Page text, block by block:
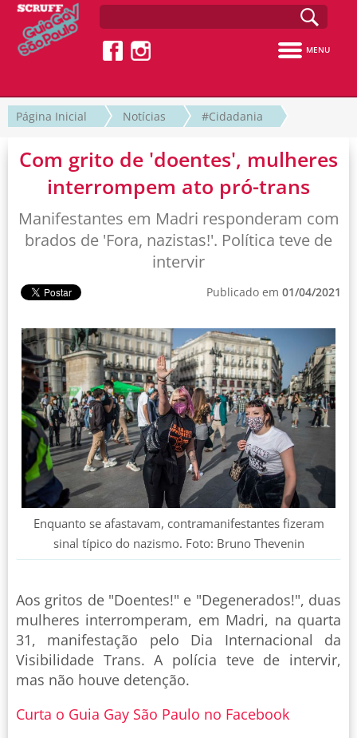
MENU
Página Inicial Notícias #Cidadania
Com grito de 'doentes', mulheres
interrompem ato pró-trans
Manifestantes em Madri responderam com
brados de 'Fora, nazistas!'. Política teve de
intervir
Publicado em 01/04/2021
Enquanto se afastavam, contramanifestantes fizeram
sinal típico do nazismo. Foto: Bruno Thevenin
Aos gritos de "Doentes!" e "Degenerados!", duas
mulheres interromperam, em Madri, na quarta
31, manifestação pelo Dia Internacional da
Visibilidade Trans. A polícia teve de intervir,
mas não houve detenção.
Curta o Guia Gay São Paulo no Facebook